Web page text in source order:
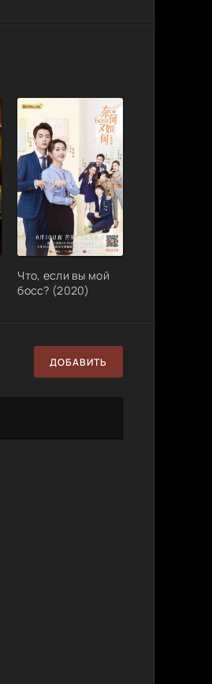
Что, если вы мой
босс? (2020)
ДОБАВИТЬ